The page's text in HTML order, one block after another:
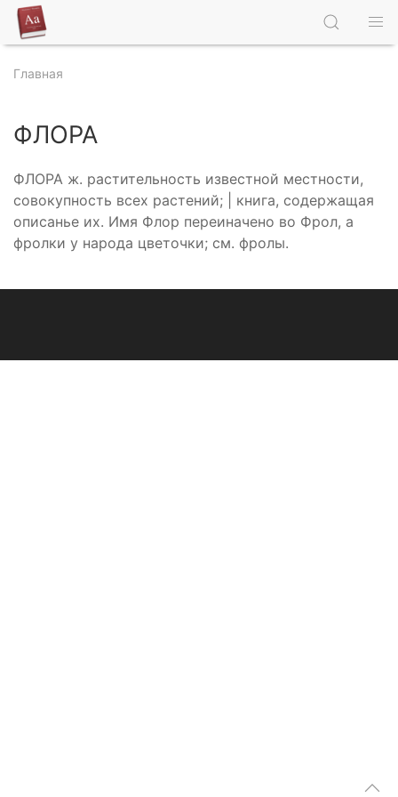
Главная
ФЛОРА
ФЛОРА ж. растительность известной местности,
совокупность всех растений; | книга, содержащая
описанье их. Имя Флор переиначено во Фрол, а
фролки у народа цветочки; см. фролы.